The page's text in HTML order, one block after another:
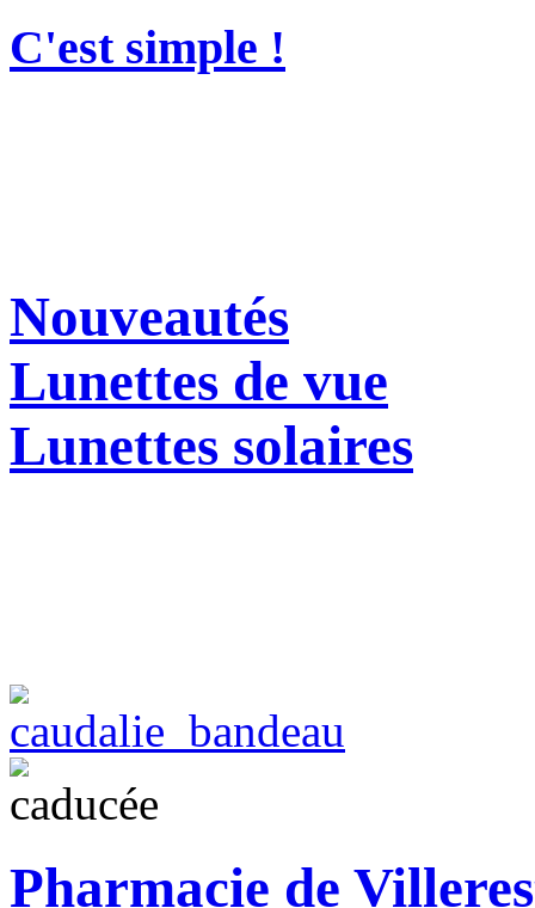
C'est simple !
Nouveautés
Lunettes de vue
Lunettes solaires
Pharmacie de